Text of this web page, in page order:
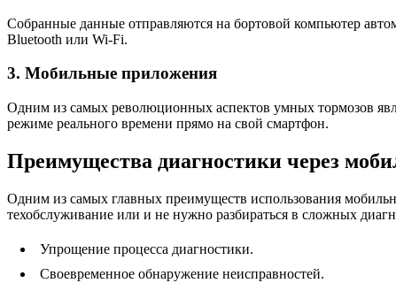
Собранные данные отправляются на бортовой компьютер
Bluetooth или Wi-Fi.
3. Мобильные приложения
Одним из самых революционных аспектов умных тормозов
режиме реального времени прямо на свой смартфон.
Преимущества диагностики через
Одним из самых главных преимуществ использования
техобслуживание или и не нужно разбираться в сложных
Упрощение процесса диагностики.
Своевременное обнаружение неисправностей.